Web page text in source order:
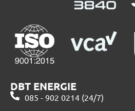
DBT ENERGIE
085 - 902 0214 (24/7)